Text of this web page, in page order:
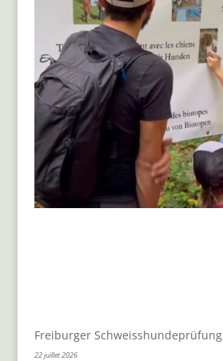
Freiburger
22 juillet 2026